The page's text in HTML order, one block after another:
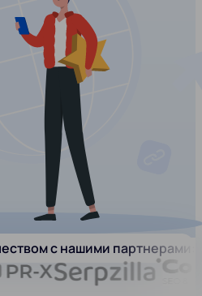
с нашими партнерами: